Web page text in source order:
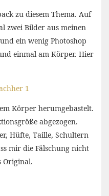
zu diesem Thema. Auf
zwei Bilder aus meinen
ein wenig Photoshop
einmal am Körper. Hier
Körper herumgebastelt.
abgezogen.
Hüfte, Taille, Schultern
mir die Fälschung nicht
Original.